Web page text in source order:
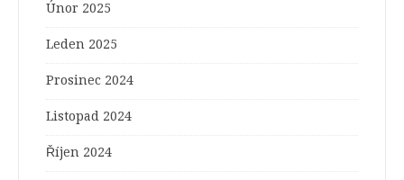
Únor 2025
Leden 2025
Prosinec 2024
Listopad 2024
Říjen 2024